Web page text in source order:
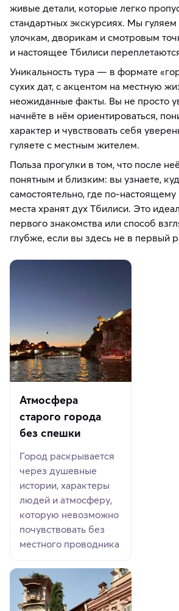
живые детали, которые легко
стандартных экскурсиях. Мы
улочкам, дворикам и смотровым
и настоящее Тбилиси
Уникальность тура — в формате
сухих дат, с акцентом на местную
неожиданные факты. Вы не просто
начнёте в нём ориентироваться,
характер и чувствовать себя
гуляете с местным жителем.
Польза прогулки в том, что после
понятным и близким: вы узнаете,
самостоятельно, где по-настоящему
места хранят дух Тбилиси. Это
первого знакомства или способ
глубже, если вы здесь не в первый
Атмосфера
старого города
без спешки
Город раскрывается
через душевные
истории, характеры
людей и атмосферу,
которую невозможно
почувствовать без
местного проводника